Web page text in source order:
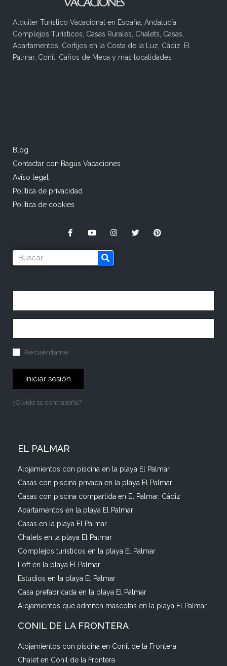
Alquiler Turístico Vacacional en España, Andalucía.
Complejos Turísticos, Casas Rurales, Chalets, Casas,
Apartamentos, Cortijos en la Costa de la Luz, Cádiz. El
Palmar, Conil, Caños de Meca y mas localidades
Blog
Contactar con Bagus Vacaciones
Aviso legal
Política de privacidad
Política de cookies
Recuérdame
Iniciar sesión
¿Olvidó su contraseña?
EL PALMAR
Alojamientos con piscina en la playa El Palmar
Casas con piscina privada en la playa El Palmar
Casas con piscina compartida en El Palmar, Cádiz
Apartamentos en la playa El Palmar
Casas en la playa El Palmar
Chalets en la playa El Palmar
Complejos turísticos en la playa El Palmar
Loft en la playa El Palmar
Estudios en la playa El Palmar
Casa prefabricada en la playa El Palmar
Alojamientos que admiten mascotas en la playa El Palmar
CONIL DE LA FRONTERA
Alojamientos con piscina en Conil de la Frontera
Chalet en Conil de la Frontera